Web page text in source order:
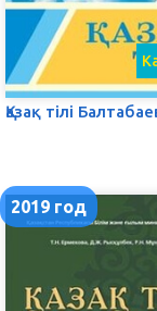
Қазақ тілі
2019 год